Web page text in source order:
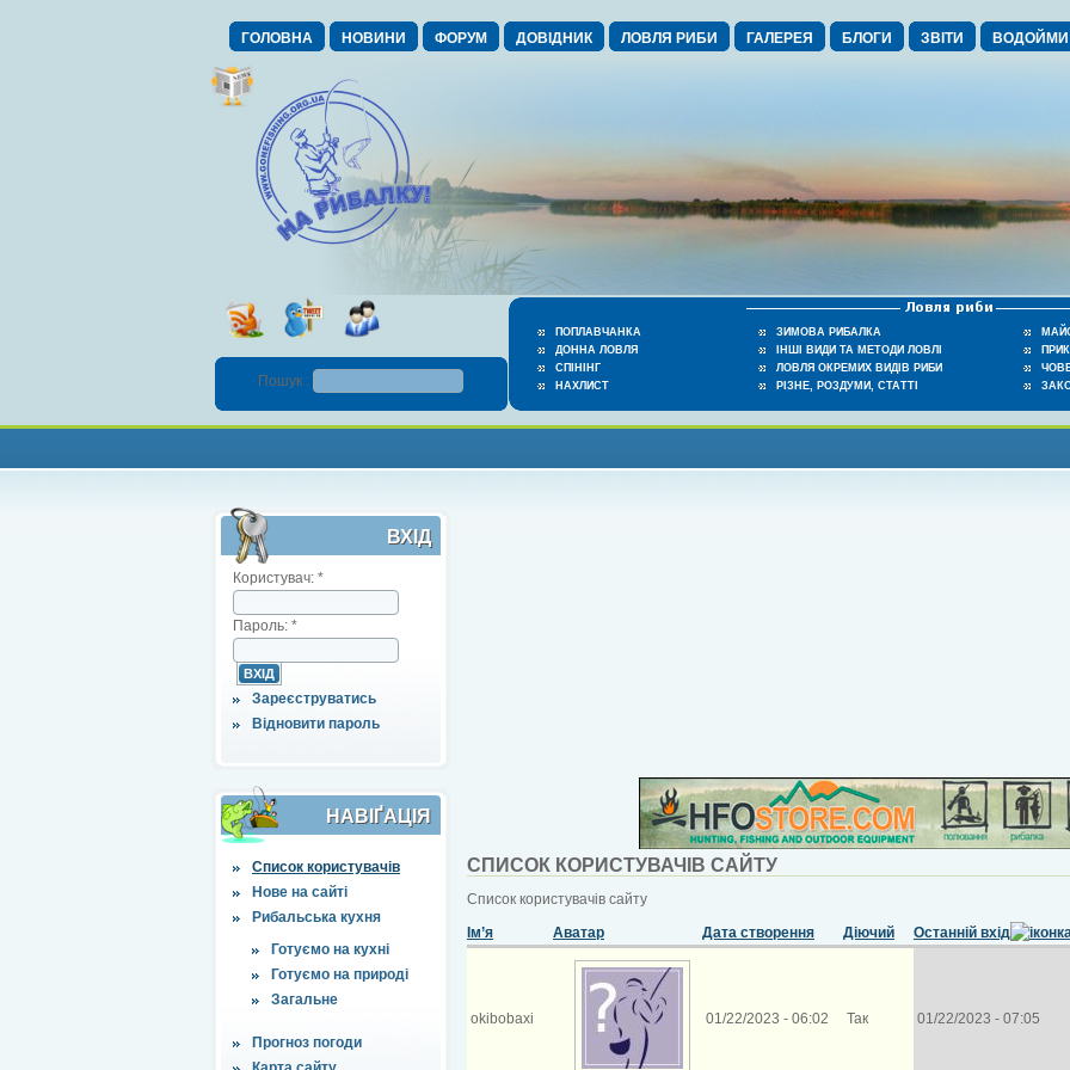
ГОЛОВНА НОВИНИ ФОРУМ ДОВІДНИК ЛОВЛЯ РИБИ ГАЛЕРЕЯ БЛОГИ ЗВІТИ ВОДОЙМИ
ПОПЛАВЧАНКА
ДОННА ЛОВЛЯ
СПІНІНГ
НАХЛИСТ
ЗИМОВА РИБАЛКА
ІНШІ ВИДИ ТА МЕТОДИ ЛОВЛІ
ЛОВЛЯ ОКРЕМИХ ВИДІВ РИБИ
РІЗНЕ, РОЗДУМИ, СТАТТІ
Пошук :
ВХІД
Користувач: *
Пароль: *
Зареєструватись
Відновити пароль
НАВІҐАЦІЯ
Список користувачів
Нове на сайті
Рибальська кухня
Готуємо на кухні
Готуємо на природі
Загальне
Прогноз погоди
СПИСОК КОРИСТУВАЧІВ САЙТУ
Список користувачів сайту
Ім’я
Аватар Дата створення Діючий Останній вхід
okibobaxi 01/22/2023 - 06:02 Так 01/22/2023 - 07:05